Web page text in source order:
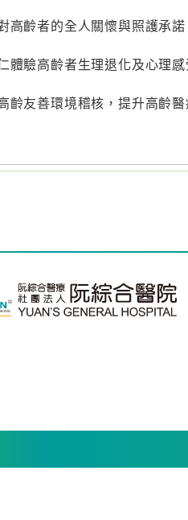
高齡者的全人關懷與照護承
體驗高齡者生理退化及心理
齡友善環境稽核，提升高齡